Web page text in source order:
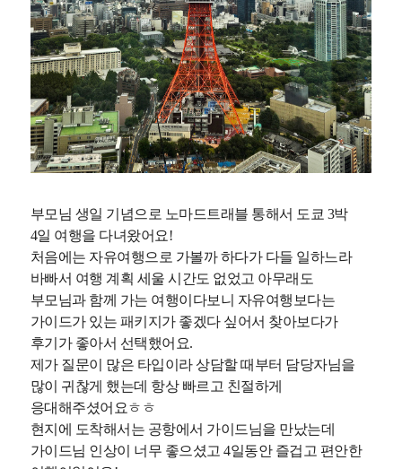
부모님 생일 기념으로 노마드트래블 통해서 도쿄 3박
4일 여행을 다녀왔어요!
처음에는 자유여행으로 가볼까 하다가 다들 일하느라
바빠서 여행 계획 세울 시간도 없었고 아무래도
부모님과 함께 가는 여행이다보니 자유여행보다는
가이드가 있는 패키지가 좋겠다 싶어서 찾아보다가
후기가 좋아서 선택했어요.
제가 질문이 많은 타입이라 상담할 때부터 담당자님을
많이 귀찮게 했는데 항상 빠르고 친절하게
응대해주셨어요ㅎㅎ
현지에 도착해서는 공항에서 가이드님을 만났는데
가이드님 인상이 너무 좋으셨고 4일동안 즐겁고 편안한